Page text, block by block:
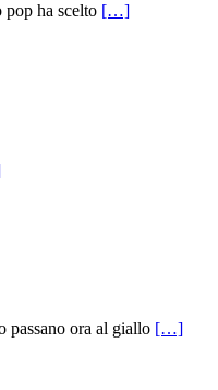
pop ha scelto […]
passano ora al giallo […]